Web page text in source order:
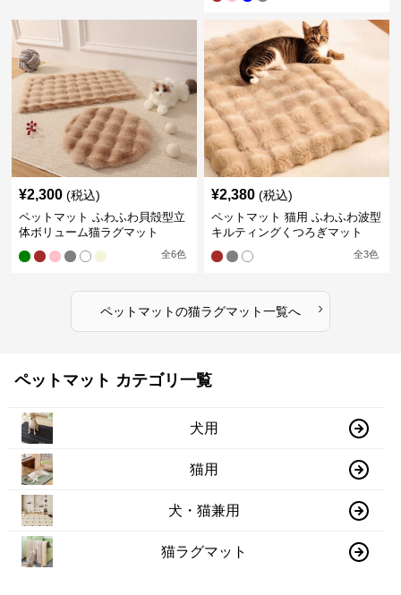
¥2,300 (税込)
ペットマット ふわふわ貝殻型立
体ボリューム猫ラグマット
全6色
¥2,380 (税込)
ペットマット 猫用 ふわふわ波型
キルティングくつろぎマット
全3色
ペットマットの猫ラグマット一覧へ ›
ペットマット カテゴリ一覧
犬用
猫用
犬・猫兼用
猫ラグマット